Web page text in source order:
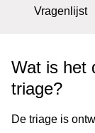
Vragenlijst
Wat is het
triage?
De triage is